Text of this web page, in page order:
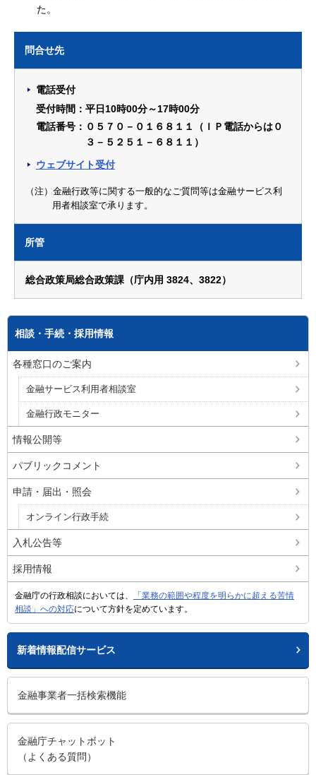
た。
問合せ先
電話受付
受付時間：平日10時00分～17時00分
電話番号：０５７０－０１６８１１（ＩＰ電話からは０
３－５２５１－６８１１）
ウェブサイト受付
（注）金融行政等に関する一般的なご質問等は金融サービス利
用者相談室で承ります。
所管
総合政策局総合政策課（庁内用 3824、3822）
相談・手続・採用情報
各種窓口のご案内
金融サービス利用者相談室
金融行政モニター
情報公開等
パブリックコメント
申請・届出・照会
オンライン行政手続
入札公告等
採用情報
金融庁の行政相談においては、
「業務の範囲や程度を明らかに超える苦情
相談」への対応について方針を定めています。
新着情報配信サービス
金融事業者一括検索機能
金融庁チャットボット
（よくある質問）